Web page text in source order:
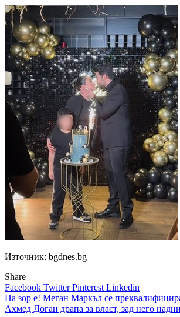
Източник: bgdnes.bg
Share
Facebook TwitterPinterest Linkedin
Навигация
На зор е! Меган Маркъл се
Ахмед Доган драпа за власт, зад него